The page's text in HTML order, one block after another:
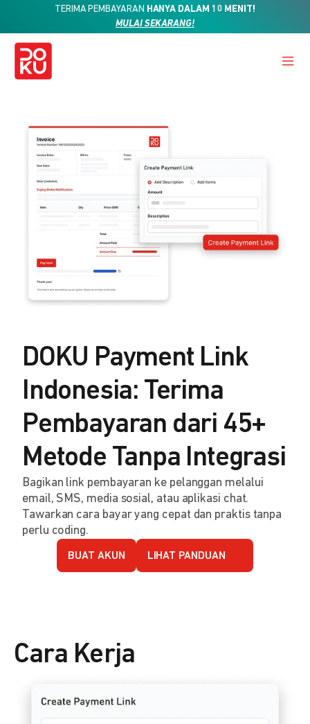
TERIMA PEMBAYARAN HANYA DALAM 10 MENIT!
MULAI SEKARANG!
DOKU Payment Link
Indonesia: Terima
Pembayaran dari 45+
Metode Tanpa Integrasi
Bagikan link pembayaran ke pelanggan melalui
email, SMS, media sosial, atau aplikasi chat.
Tawarkan cara bayar yang cepat dan praktis tanpa
perlu coding.
BUAT AKUN LIHAT PANDUAN
Cara Kerja